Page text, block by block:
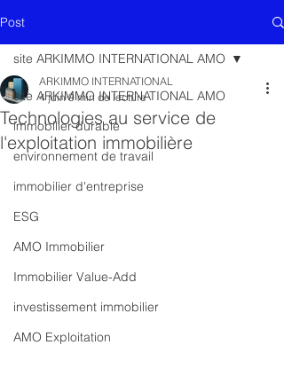
Post
site ARKIMMO INTERNATIONAL AMO
immobilier durable
environnement de travail
immobilier d'entreprise
ESG
AMO Immobilier
Immobilier Value-Add
investissement immobilier
AMO Exploitation
site ARKIMMO INTERNATIONAL AMO
Technologies au service de
l'exploitation immobilière
ARKIMMO INTERNATIONAL
4 juin 9 min de lecture